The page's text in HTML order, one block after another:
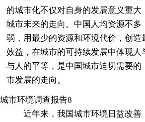
的城市化不仅对自身的发展意义重大
城市未来的走向。中国人均资源不多
弱，用最少的资源和环境代价，创造
效益，在城市的可持续发展中体现人
与人的平等，是中国城市迫切需要的
市发展的走向。
城市环境调查报告8
近年来，我国城市环境日益改善